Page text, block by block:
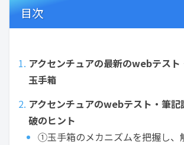
目次
アクセンチュアの最新のwebテスト
玉手箱
アクセンチュアのwebテスト・筆記
破のヒント
①玉手箱のメカニズムを把握し、